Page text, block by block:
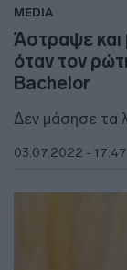
MEDIA
Άστραψε και
όταν τον
Bachelor
Δεν μάσησε τα
03.07.2022 - 17:47